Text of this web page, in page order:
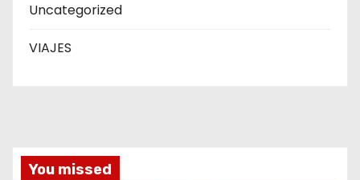
Uncategorized
VIAJES
You missed